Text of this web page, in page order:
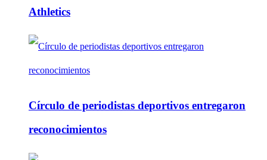
Athletics
Círculo de periodistas deportivos entregaron
reconocimientos